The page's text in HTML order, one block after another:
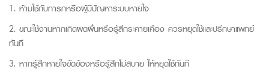
1. ห้ามใช้กับทารกหรือผู้มีปัญหาระบบหายใจ
2. ขณะใช้งานหากเกิดผดผื่นหรือรู้สึกระคายเคือง ควรหยุดใช้และปรึกษาแพทย์
ทันที
3. หากรู้สึกหายใจขัดข้องหรือรู้สึกไม่สบาย ให้หยุดใช้ทันที